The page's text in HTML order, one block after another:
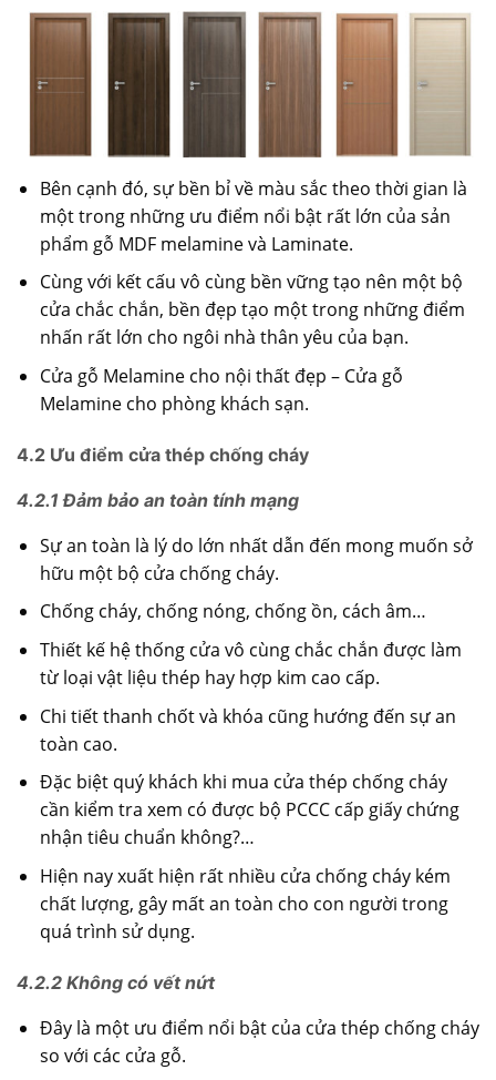
Bên cạnh đó, sự bền bỉ về màu sắc theo thời gian là
một trong những ưu điểm nổi bật rất lớn của sản
phẩm gỗ MDF melamine và Laminate.
Cùng với kết cấu vô cùng bền vững tạo nên một bộ
cửa chắc chắn, bền đẹp tạo một trong những điểm
nhấn rất lớn cho ngôi nhà thân yêu của bạn.
Cửa gỗ Melamine cho nội thất đẹp – Cửa gỗ
Melamine cho phòng khách sạn.
4.2 Ưu điểm cửa thép chống cháy
4.2.1 Đảm bảo an toàn tính mạng
Sự an toàn là lý do lớn nhất dẫn đến mong muốn sở
hữu một bộ cửa chống cháy.
Chống cháy, chống nóng, chống ồn, cách âm…
Thiết kế hệ thống cửa vô cùng chắc chắn được làm
từ loại vật liệu thép hay hợp kim cao cấp.
Chi tiết thanh chốt và khóa cũng hướng đến sự an
toàn cao.
Đặc biệt quý khách khi mua cửa thép chống cháy
cần kiểm tra xem có được bộ PCCC cấp giấy chứng
nhận tiêu chuẩn không?…
Hiện nay xuất hiện rất nhiều cửa chống cháy kém
chất lượng, gây mất an toàn cho con người trong
quá trình sử dụng.
4.2.2 Không có vết nứt
Đây là một ưu điểm nổi bật của cửa thép chống cháy
so với các cửa gỗ.